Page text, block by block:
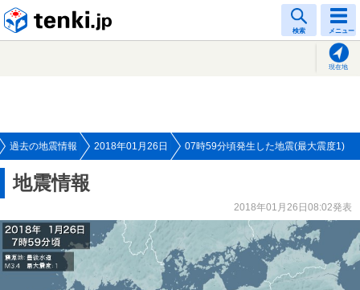
検索 メニュー
現在地
過去の地震情報 2018年01月26日 07時59分頃発生した地震(最大震度1)
地震情報
2018年01月26日08:02発表